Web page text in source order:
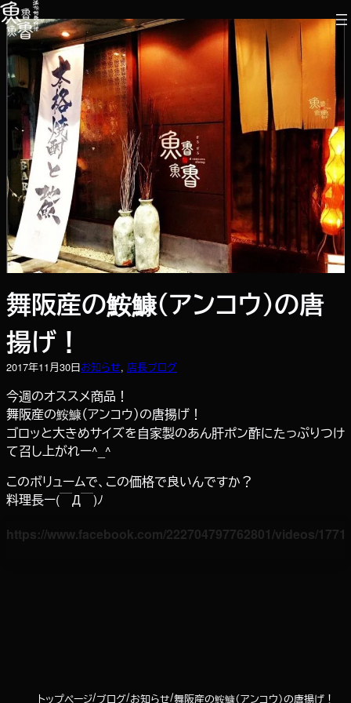
内
容
を
ス
キ
プ
舞阪産の鮟鱇（アンコウ）の唐
揚げ！
2017年11月30日お知らせ, 店長ブログ
今週のオススメ商品！
舞阪産の鮟鱇（アンコウ）の唐揚げ！
ゴロッと大きめサイズを自家製のあん肝ポン酢にたっぷりつけ
て召し上がれー^_^
このボリュームで、この価格で良いんですか？
料理長ー(￣Д￣)ﾉ
https://www.facebook.com/222704797762801/videos/
トップページ ブログ お知らせ 舞阪産の鮟鱇（アンコウ）の唐揚げ！